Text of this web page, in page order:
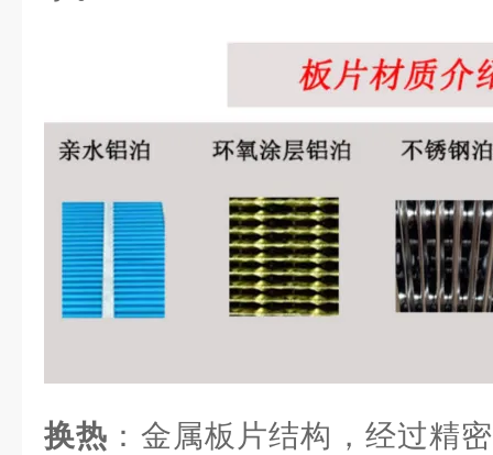
换热 ：金属板片结构，经过精